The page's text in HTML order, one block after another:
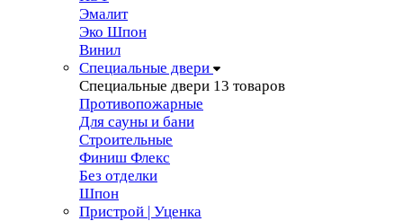
Эмалит
Эко Шпон
Винил
Специальные двери
Специальные двери 13 товаров
Противопожарные
Для сауны и бани
Строительные
Финиш Флекс
Без отделки
Шпон
Пристрой | Уценка